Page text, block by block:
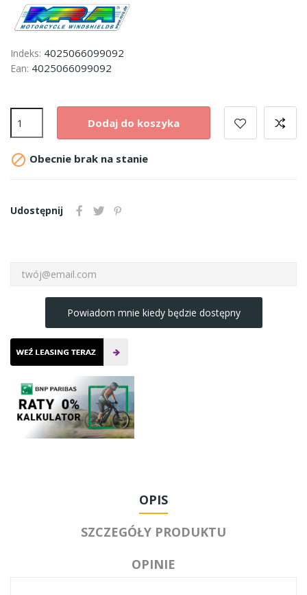
Indeks: 4025066099092
Ean: 4025066099092
Dodaj do koszyka
 Obecnie brak na stanie
Udostępnij
Powiadom mnie kiedy będzie dostępny
OPIS
SZCZEGÓŁY PRODUKTU
OPINIE